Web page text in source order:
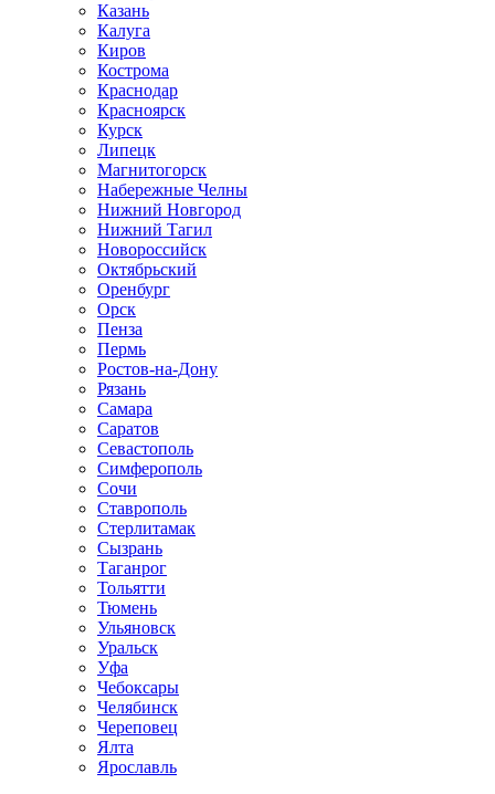
Казань
Калуга
Киров
Кострома
Краснодар
Красноярск
Курск
Липецк
Магнитогорск
Набережные Челны
Нижний Новгород
Нижний Тагил
Новороссийск
Октябрьский
Оренбург
Орск
Пенза
Пермь
Ростов-на-Дону
Рязань
Самара
Саратов
Севастополь
Симферополь
Сочи
Ставрополь
Стерлитамак
Сызрань
Таганрог
Тольятти
Тюмень
Ульяновск
Уральск
Уфа
Чебоксары
Челябинск
Череповец
Ялта
Ярославль